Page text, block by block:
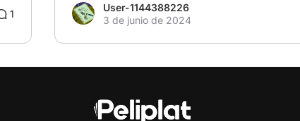
1
User-1144388226
3 de junio de 2024